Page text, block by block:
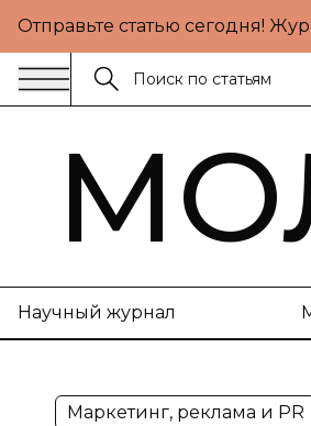
Отправьте статью сегодня!
Научный журнал
Маркетинг, реклама и PR